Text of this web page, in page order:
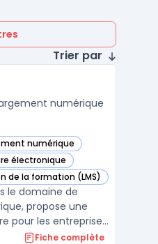
Trier par
numérique
numérique
catégorie
électronique
catégorie
de la formation (LMS)
catégorie
le domaine de
propose une
pour les entreprises
Cette
Fiche complète